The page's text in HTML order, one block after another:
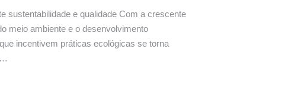
sustentabilidade e qualidade Com a crescente
meio ambiente e o desenvolvimento
incentivem práticas ecológicas se torna